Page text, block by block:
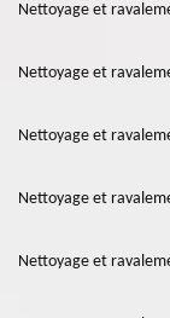
Nettoyage et
Nettoyage et
Nettoyage et
Nettoyage et
Nettoyage et